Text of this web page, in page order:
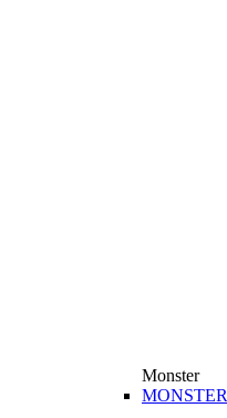
Monster
MONSTER